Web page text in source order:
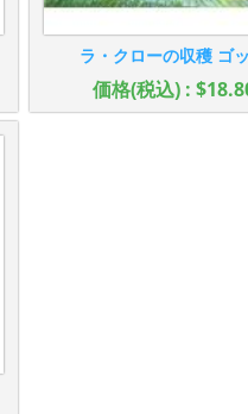
ラ・クローの収穫 ゴ
価格(税込) :